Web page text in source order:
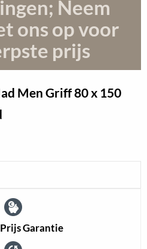
Neem
ons op voor
prijs
Men Griff80 x 150
Garantie